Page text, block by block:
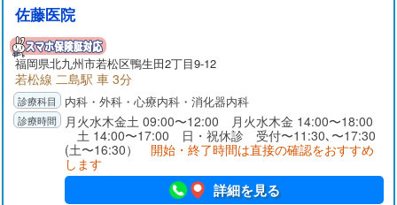
佐藤医院
福岡県北九州市若松区鴨生田2丁目9-12
若松線 二島駅 車 3分
内科・外科・心療内科・消化器内科
月火水木金土 09:00〜12:00 月火水木金 14:00〜18:00
土 14:00〜17:00 日・祝休診 受付〜11:30､〜17:30
(土〜16:30） 開始・終了時間は直接の確認をおすすめ
します
詳細を見る